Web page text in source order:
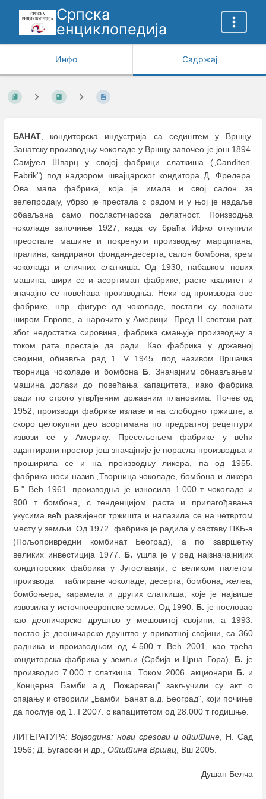
Српска
енциклопедија
Инфо Садржај
БАНАТ, кондиторска индустрија са седиштем у Вршцу.
Занатску производњу чоколаде у Вршцу започео је још 1894.
Самјуел Шварц у својој фабрици слаткиша („Canditen-
Fabrik") под надзором швајцарског кондитора Д. Фрелера.
Ова мала фабрика, која је имала и свој салон за
велепродају, убрзо је престала с радом и у њој је надаље
обављана само посластичарска делатност. Поизводња
чоколаде започиње 1927, када су браћа Ифко откупили
преостале машине и покренули производњу марципана,
пралина, кандираног фондан-десерта, салон бомбона, крем
чоколада и сличних слаткиша. Од 1930, набавком нових
машина, шири се и асортиман фабрике, расте квалитет и
значајно се повећава производња. Неки од производа ове
фабрике, нпр. фигуре од чоколаде, постали су познати
широм Европе, а нарочито у Америци. Пред II светски рат,
због недостатка сировина, фабрика смањује производњу а
током рата престаје да ради. Као фабрика у државној
својини, обнавља рад 1. V 1945. под називом Вршачка
творница чоколаде и бомбона Б. Значајним обнављањем
машина долази до повећања капацитета, иако фабрика
ради по строго утврђеним државним плановима. Почев од
1952, производи фабрике излазе и на слободно тржиште, а
скоро целокупни део асортимана по предратној рецептури
извози се у Америку. Пресељењем фабрике у већи
адаптирани простор још значајније је порасла производња и
проширила се и на производњу ликера, па од 1955.
фабрика носи назив „Творница чоколаде, бомбона и ликера
Б." Већ 1961. производња је износила 1.000 т чоколаде и
900 т бомбона, с тенденцијом раста и прилагођавања
укусима већ развијеног тржишта и налазила се на четвртом
месту у земљи. Од 1972. фабрика је радила у саставу ПКБ-а
(Пољопривредни комбинат Београд), а по завршетку
великих инвестиција 1977. Б. ушла је у ред најзначајнијих
кондиторских фабрика у Југославији, с великом палетом
производа – таблиране чоколаде, десерта, бомбона, желеа,
бомбоњера, карамела и других слаткиша, које је највише
извозила у источноевропске земље. Од 1990. Б. је пословао
као деоничарско друштво у мешовитој својини, а 1993.
постао је деоничарско друштво у приватној својини, са 360
радника и производњом од 4.500 т. Већ 2001, као трећа
кондиторска фабрика у земљи (Србија и Црна Гора), Б. је
производио 7.000 т слаткиша. Током 2006. акционари Б. и
„Концерна Бамби а.д. Пожаревац" закључили су акт о
спајању и створили „Бамби–Банат а.д. Београд", који почиње
да послује од 1. I 2007. с капацитетом од 28.000 т годишње.
ЛИТЕРАТУРА: Војводина: нови срезови и општине , Н. Сад
1956; Д. Бугарски и др., Општина Вршац , Вш 2005.
Душан Белча